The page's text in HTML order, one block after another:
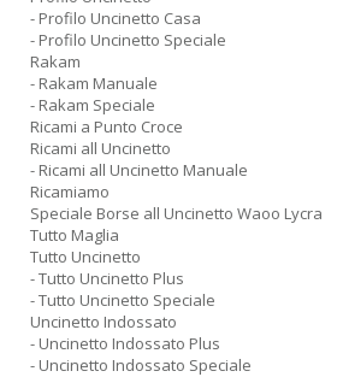
- Profilo Uncinetto Casa
- Profilo Uncinetto Speciale
Rakam
- Rakam Manuale
- Rakam Speciale
Ricami a Punto Croce
Ricami all Uncinetto
- Ricami all Uncinetto Manuale
Ricamiamo
Speciale Borse all Uncinetto Waoo Lycra
Tutto Maglia
Tutto Uncinetto
- Tutto Uncinetto Plus
- Tutto Uncinetto Speciale
Uncinetto Indossato
- Uncinetto Indossato Plus
- Uncinetto Indossato Speciale